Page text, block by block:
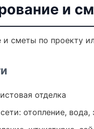
и
и сметы по проекту
отделка
отопление, вода,